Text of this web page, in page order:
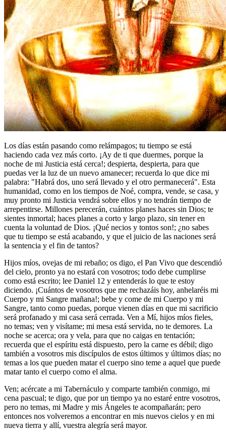
Los días están pasando como relámpagos; tu tiempo se está
haciendo cada vez más corto. ¡Ay de ti que duermes, porque la
noche de mi Justicia está cerca!; despierta, despierta, para que
puedas ver la luz de un nuevo amanecer; recuerda lo que dice mi
palabra: "Habrá dos, uno será llevado y el otro permanecerá". Esta
humanidad, como en los tiempos de Noé, compra, vende, se casa, y
muy pronto mi Justicia vendrá sobre ellos y no tendrán tiempo de
arrepentirse. Millones perecerán, cuántos planes haces sin Dios; te
sientes inmortal; haces planes a corto y largo plazo, sin tener en
cuenta la voluntad de Dios. ¡Qué necios y tontos son!; ¿no sabes
que tu tiempo se está acabando, y que el juicio de las naciones será
la sentencia y el fin de tantos?
Hijos míos, ovejas de mi rebaño; os digo, el Pan Vivo que descendió
del cielo, pronto ya no estará con vosotros; todo debe cumplirse
como está escrito; lee Daniel 12 y entenderás lo que te estoy
diciendo. ¡Cuántos de vosotros que me rechazáis hoy, anhelaréis mi
Cuerpo y mi Sangre mañana!; bebe y come de mi Cuerpo y mi
Sangre, tanto como puedas, porque vienen días en que mi sacrificio
será profanado y mi casa será cerrada. Ven a Mí, hijos míos fieles,
no temas; ven y visítame; mi mesa está servida, no te demores. La
noche se acerca; ora y vela, para que no caigas en tentación;
recuerda que el espíritu está dispuesto, pero la carne es débil; digo
también a vosotros mis discípulos de estos últimos y últimos días; no
temas a los que pueden matar el cuerpo sino teme a aquel que puede
matar tanto el cuerpo como el alma.
Ven; acércate a mi Tabernáculo y comparte también conmigo, mi
cena pascual; te digo, que por un tiempo ya no estaré entre vosotros,
pero no temas, mi Madre y mis Ángeles te acompañarán; pero
entonces nos volveremos a encontrar en mis nuevos cielos y en mi
nueva tierra y allí, vuestra alegría será mayor.